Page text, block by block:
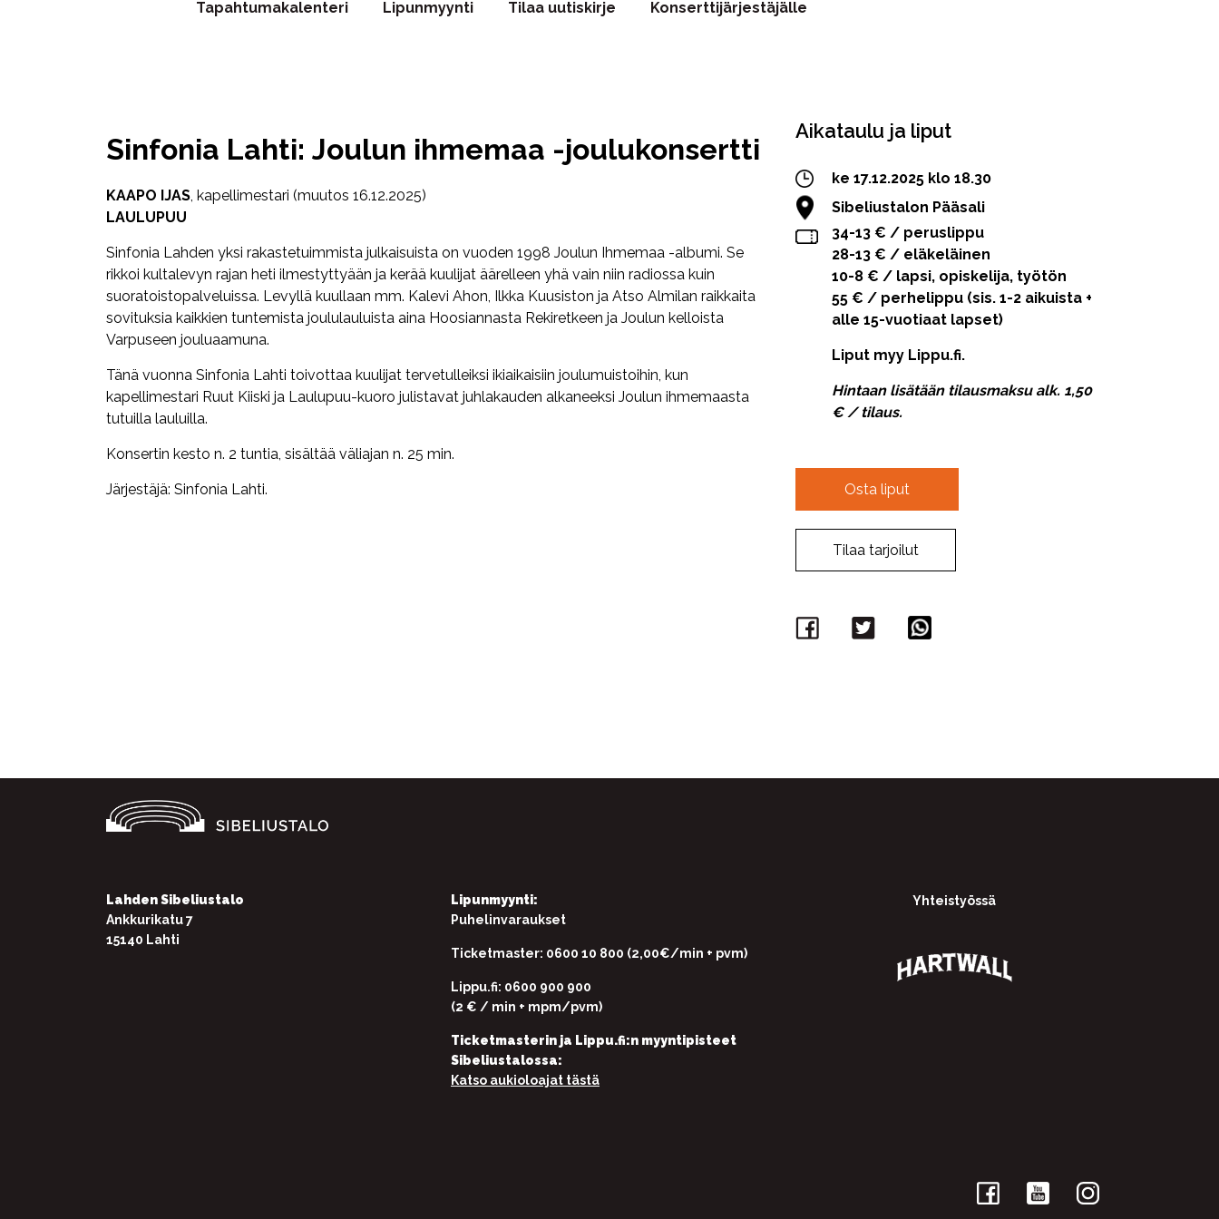
Tapahtumakalenteri Lipunmyynti Tilaa uutiskirje Konserttijärjestäjälle
Sinfonia Lahti: Joulun ihmemaa -joulukonsertti
KAAPO IJAS, kapellimestari (muutos 16.12.2025)
LAULUPUU
Sinfonia Lahden yksi rakastetuimmista julkaisuista on vuoden 1998 Joulun Ihmemaa -albumi. Se
rikkoi kultalevyn rajan heti ilmestyttyään ja kerää kuulijat äärelleen yhä vain niin radiossa kuin
suoratoistopalveluissa. Levyllä kuullaan mm. Kalevi Ahon, Ilkka Kuusiston ja Atso Almilan raikkaita
sovituksia kaikkien tuntemista joululauluista aina Hoosiannasta Rekiretkeen ja Joulun kelloista
Varpuseen jouluaamuna.
Tänä vuonna Sinfonia Lahti toivottaa kuulijat tervetulleiksi ikiaikaisiin joulumuistoihin, kun
kapellimestari Ruut Kiiski ja Laulupuu-kuoro julistavat juhlakauden alkaneeksi Joulun ihmemaasta
tutuilla lauluilla.
Konsertin kesto n. 2 tuntia, sisältää väliajan n. 25 min.
Järjestäjä: Sinfonia Lahti.
Aikataulu ja liput
ke 17.12.2025 klo 18.30
Sibeliustalon Pääsali
34-13 € / peruslippu
28-13 € / eläkeläinen
10-8 € / lapsi, opiskelija, työtön
55 € / perhelippu (sis. 1-2 aikuista +
alle 15-vuotiaat lapset)
Liput myy Lippu.fi.
Hintaan lisätään tilausmaksu alk. 1,50
€ / tilaus.
Osta liput
Tilaa tarjoilut
Facebook
Twitter
Lahden Sibeliustalo
Ankkurikatu 7
15140 Lahti
Lipunmyynti:
Puhelinvaraukset
Ticketmaster: 0600 10 800 (2,00€/min + pvm)
Lippu.fi: 0600 900 900
(2 € / min + mpm/pvm)
Ticketmasterin ja Lippu.fi:n myyntipisteet
Sibeliustalossa:
Katso aukioloajat tästä
Yhteistyössä